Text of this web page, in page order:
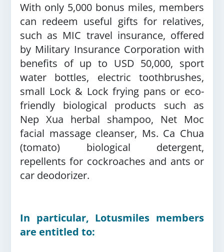
With only 5,000 bonus miles, members
can redeem useful gifts for relatives,
such as MIC travel insurance, offered
by Military Insurance Corporation with
benefits of up to USD 50,000, sport
water bottles, electric toothbrushes,
small Lock & Lock frying pans or eco-
friendly biological products such as
Nep Xua herbal shampoo, Net Moc
facial massage cleanser, Ms. Ca Chua
(tomato) biological detergent,
repellents for cockroaches and ants or
car deodorizer.
In particular, Lotusmiles members
are entitled to: